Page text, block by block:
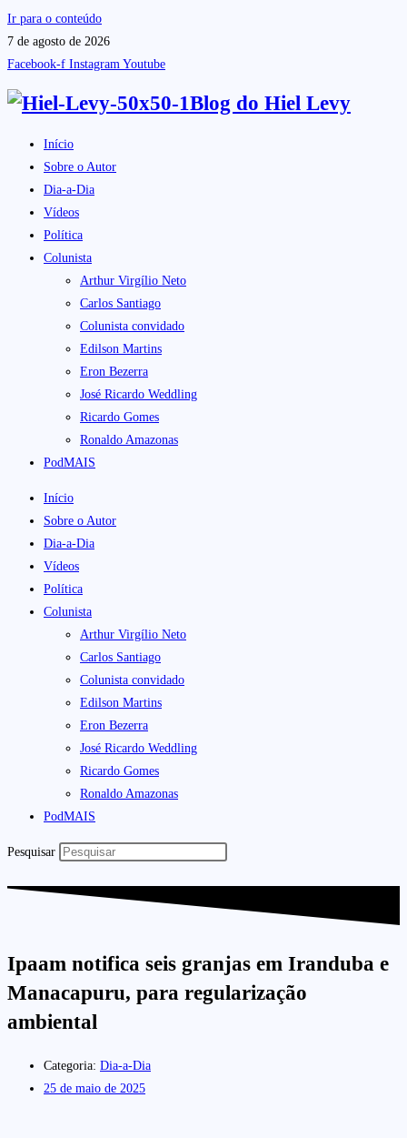
Ir para o conteúdo
7 de agosto de 2026
Facebook-f Instagram Youtube
Blog do Hiel Levy
Início
Sobre o Autor
Dia-a-Dia
Vídeos
Política
Colunista
Arthur Virgílio Neto
Carlos Santiago
Colunista convidado
Edilson Martins
Eron Bezerra
José Ricardo Weddling
Ricardo Gomes
Ronaldo Amazonas
PodMAIS
Início
Sobre o Autor
Dia-a-Dia
Vídeos
Política
Colunista
Arthur Virgílio Neto
Carlos Santiago
Colunista convidado
Edilson Martins
Eron Bezerra
José Ricardo Weddling
Ricardo Gomes
Ronaldo Amazonas
PodMAIS
Pesquisar
Ipaam notifica seis granjas em Iranduba e
Manacapuru, para regularização
ambiental
Categoria: Dia-a-Dia
25 de maio de 2025